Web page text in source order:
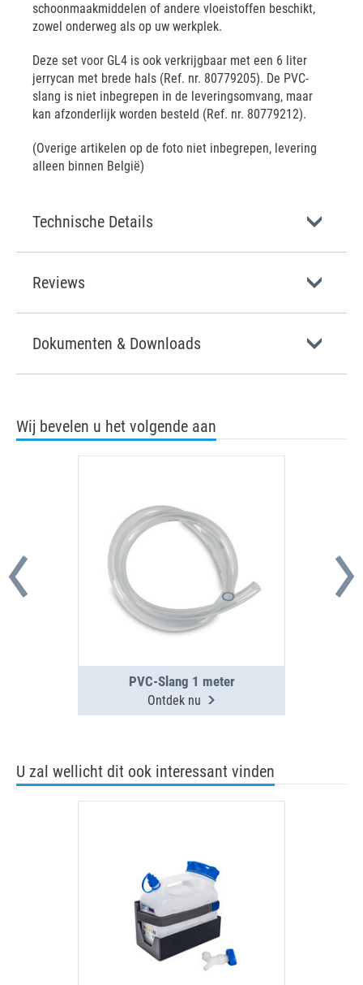
schoonmaakmiddelen of andere vloeistoffen beschikt,
zowel onderweg als op uw werkplek.
Deze set voor GL4 is ook verkrijgbaar met een 6 liter
jerrycan met brede hals (Ref. nr. 80779205). De PVC-
slang is niet inbegrepen in de leveringsomvang, maar
kan afzonderlijk worden besteld (Ref. nr. 80779212).
(Overige artikelen op de foto niet inbegrepen, levering
alleen binnen België)
Technische Details
Reviews
Dokumenten & Downloads
Wij bevelen u het volgende aan
PVC-Slang 1 meter
Ontdek nu
U zal wellicht dit ook interessant vinden